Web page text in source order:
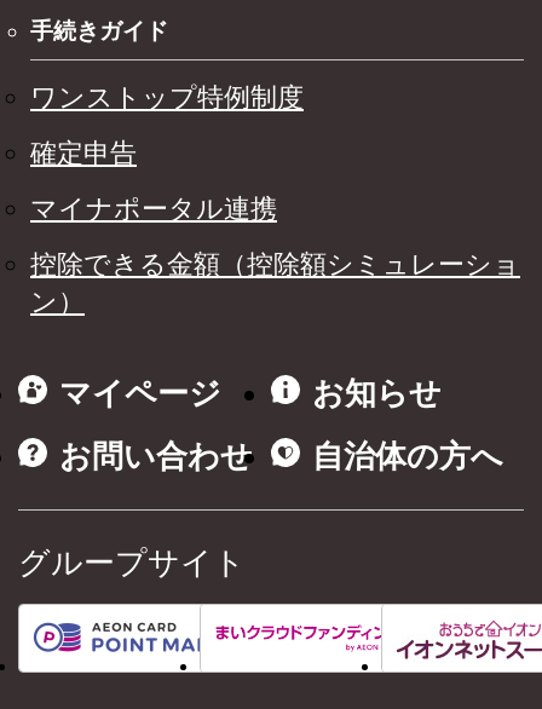
手続きガイド
ワンストップ特例制度
確定申告
マイナポータル連携
控除できる金額（控除額シミュレーショ
ン）
マイページ
お知らせ
お問い合わせ
自治体の方へ
グループサイト